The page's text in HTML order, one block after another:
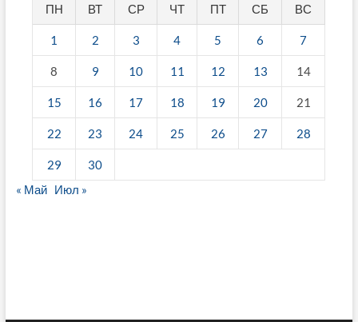
ПН ВТ СР ЧТ ПТ СБ ВС
1 2 3 4 5 6 7
8 9 10 11 12 13 14
15 16 17 18 19 20 21
22 23 24 25 26 27 28
29
30
« Май Июл »